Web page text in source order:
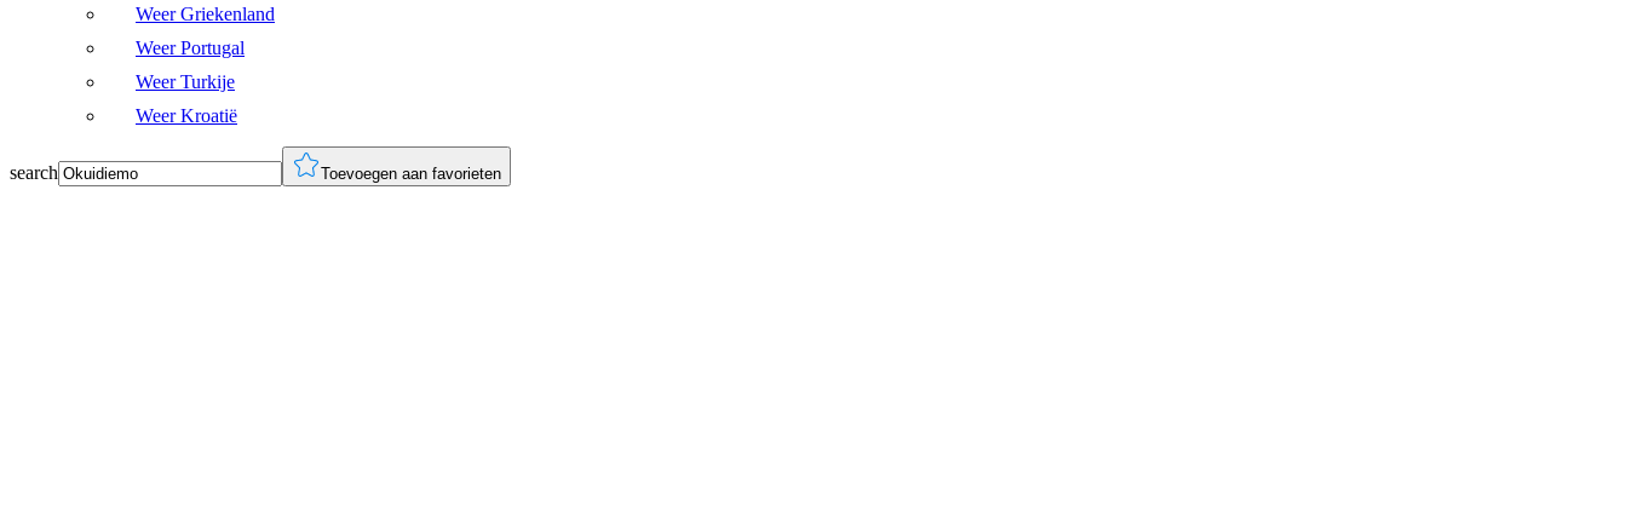
Weer Griekenland
Weer Portugal
Weer Turkije
Weer Kroatië
search Toevoegen aan favorieten